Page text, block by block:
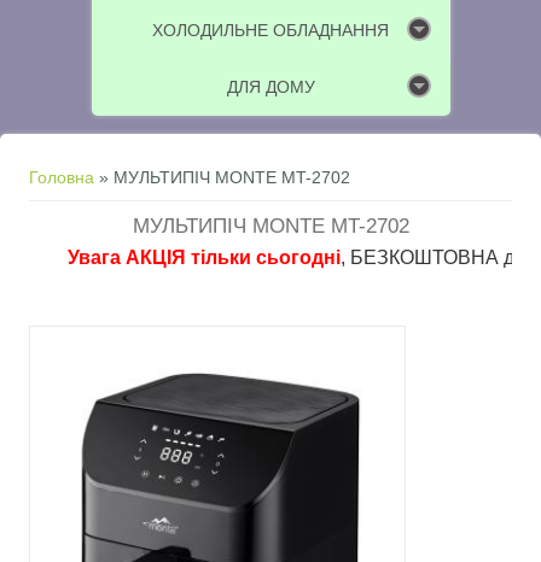
ХОЛОДИЛЬНЕ ОБЛАДНАННЯ
ДЛЯ ДОМУ
Ви є тут
Головна » МУЛЬТИПІЧ MONTE MT-2702
МУЛЬТИПІЧ MONTE MT-2702
Увага АКЦІЯ тільки сьогодні, БЕЗКОШТОВНА доставка